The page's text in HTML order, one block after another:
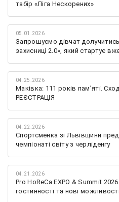
табір «Ліга Нескорених»
05.01.2026
Запрошуємо дівчат
захисниці 2.0», який стартує
04.25.2026
Маківка: 111 років пам’яті.
РЕЄСТРАЦІЯ
04.22.2026
Спортсменка зі Львівщини
чемпіонаті світу з черліденгу
04.21.2026
Pro HoReCa EXPO & Summit
гостинності та нові